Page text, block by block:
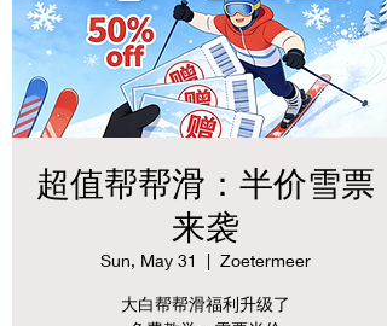
超值帮帮滑：半价雪票
来袭
Sun, May 31
  |
Zoetermeer
大白帮帮滑福利升级了